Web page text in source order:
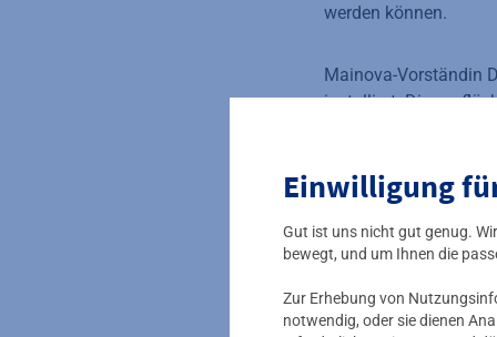
Einwilligung
Gut ist uns nicht gut genug.
bewegt, und um Ihnen die
Zur Erhebung von
notwendig, oder sie dienen
werden können.
Mainova-Vorständin
installiert. Dieses
eingereichten
Basis für
bietet. Die Gewinner
zehn Sensoren.
digitaler